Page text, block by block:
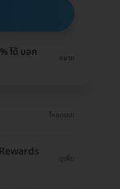
ได้ บอก
ขยาย
โหลดเลย
ดูเพิ่ม